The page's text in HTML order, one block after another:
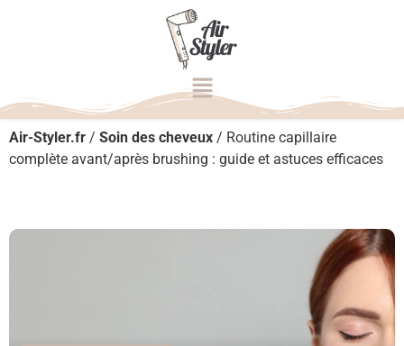
Air-Styler.fr / Soin des cheveux / Routine capillaire
complète avant/après brushing : guide et astuces efficaces